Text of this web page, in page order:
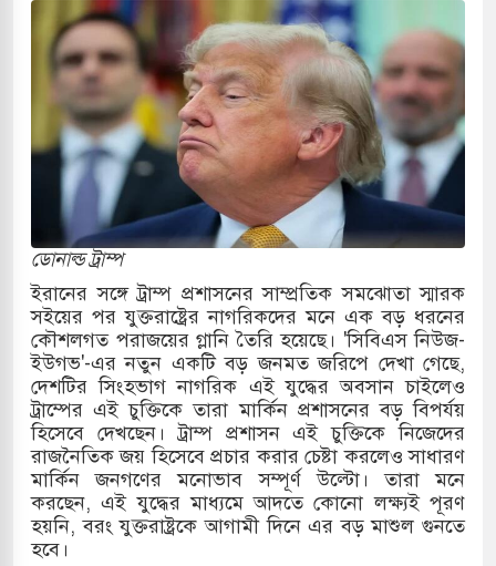
দখলের পথে ইসরায়েলীরা,হাতছাড়ার ঝুঁকিতে জরুরি
ও পাহাড়ি ঢলে ফুঁসে উঠেছে তিস্তা
মুক্তির দাবিতে পাকিস্তানজুড়ে পিটিআইয়ের আজ
কোরিয়ার ক্ষেপণাস্ত্র ইউনিট মোতায়েন করা হয়েছে:
স্মৃতি জাদুঘরের উদ্বোধন প্রধানমন্ত্রীর
ইয়েমেন উপকূলে হামলার শিকার ভারতীয় জাহাজ
পর্যালোচনায় পোশাক রপ্তানিতে দ্বিতীয় স্থানে বাংলাদেশ
ডোনাল্ড ট্রাম্প
ইরানের সঙ্গে ট্রাম্প প্রশাসনের সাম্প্রতিক সমঝোতা স্মারক
সইয়ের পর যুক্তরাষ্ট্রের নাগরিকদের মনে এক বড় ধরনের
কৌশলগত পরাজয়ের গ্লানি তৈরি হয়েছে। 'সিবিএস নিউজ-
ইউগভ'-এর নতুন একটি বড় জনমত জরিপে দেখা গেছে,
দেশটির সিংহভাগ নাগরিক এই যুদ্ধের অবসান চাইলেও
ট্রাম্পের এই চুক্তিকে তারা মার্কিন প্রশাসনের বড় বিপর্যয়
হিসেবে দেখছেন। ট্রাম্প প্রশাসন এই চুক্তিকে নিজেদের
রাজনৈতিক জয় হিসেবে প্রচার করার চেষ্টা করলেও সাধারণ
মার্কিন জনগণের মনোভাব সম্পূর্ণ উল্টো। তারা মনে
করছেন, এই যুদ্ধের মাধ্যমে আদতে কোনো লক্ষ্যই পূরণ
হয়নি, বরং যুক্তরাষ্ট্রকে আগামী দিনে এর বড় মাশুল গুনতে
হবে।